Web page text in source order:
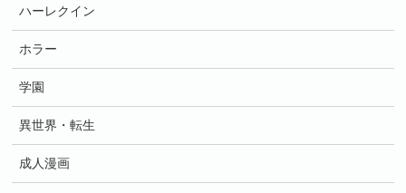
ハーレクイン
ホラー
学園
異世界・転生
成人漫画